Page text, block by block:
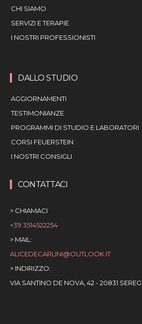
CHI SIAMO
SERVIZI E TERAPIE
I NOSTRI PROFESSIONISTI
DALLO STUDIO
AGGIORNAMENTI
TESTIMONIANZE
PROGRAMMI DI STUDIO E LABORATORI
CORSI FEUERSTEIN
I NOSTRI CONSIGLI
CONTATTACI
> CHIAMACI
+39 3514522254
> MAIL:
ALICEDECARLINI@OUTLOOK.IT
> INDIRIZZO:
VIA SANTINO DE NOVA, 42 - 20831